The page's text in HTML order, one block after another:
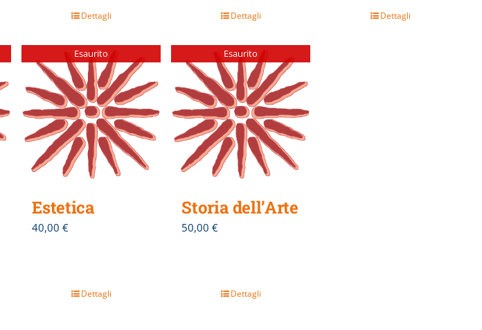
Dettagli Dettagli Dettagli
Esaurito
Estetica
40,00€
Dettagli
Esaurito
Storia dell’Arte
50,00€
Dettagli